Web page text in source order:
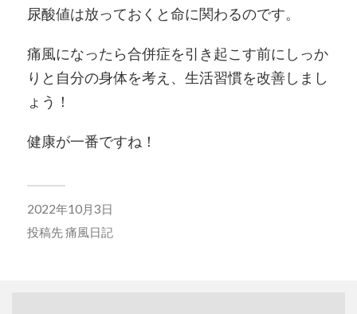
尿酸値は放っておくと命に関わるのです。
痛風になったら合併症を引き起こす前にしっか
りと自分の身体を考え、生活習慣を改善しまし
ょう！
健康が一番ですね！
2022年10月3日
投稿先痛風日記